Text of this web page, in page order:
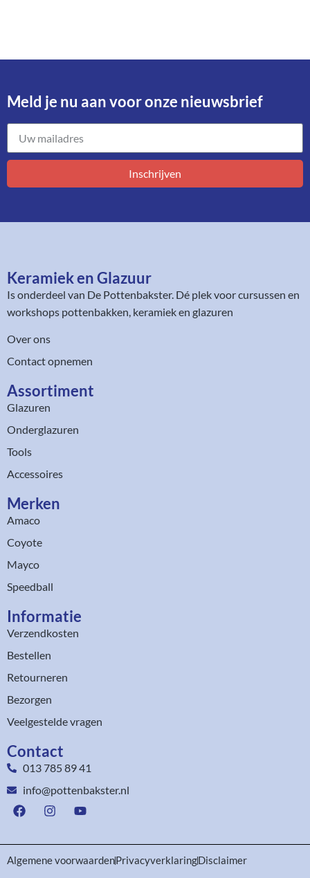
Meld je nu aan voor onze nieuwsbrief​
Inschrijven
Keramiek en Glazuur​
Is onderdeel van De Pottenbakster. Dé plek voor cursussen en
workshops pottenbakken, keramiek en glazuren
Over ons
Contact opnemen
Assortiment​
Glazuren
Onderglazuren
Tools
Accessoires
Merken
Amaco
Coyote
Mayco
Speedball
Informatie
Verzendkosten
Bestellen
Retourneren
Bezorgen
Veelgestelde vragen
Contact
013 785 89 41
info@pottenbakster.nl
Algemene voorwaardenPrivacyverklaringDisclaimer